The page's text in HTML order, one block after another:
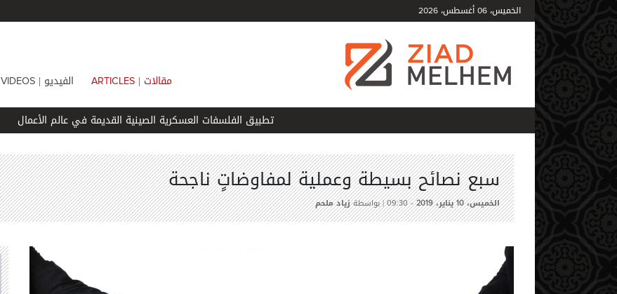
الخميس، 06 أغسطس، 2026
مقالات | ARTICLES الفيديو | VIDEOS
تطبيق الفلسفات العسكرية الصينية القديمة في عالم الأعمال
سبع نصائح بسيطة وعملية لمفاوضاتٍ ناجحة
الخميس،10يناير،2019
-
09:30| بواسطةزياد ملحم